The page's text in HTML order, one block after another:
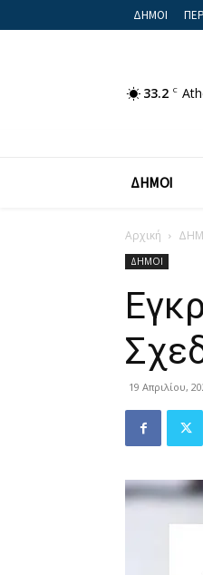
ΔΗΜΟΙ
33.2 C
ΔΗΜΟΙ
Αρχική
ΔΗΜΟΙ
19 Απριλίου,